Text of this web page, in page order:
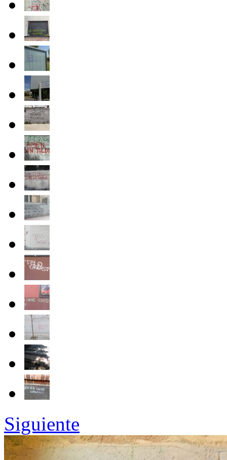
Siguiente